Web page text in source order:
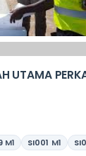
UTAMA
M1 SI001 M1